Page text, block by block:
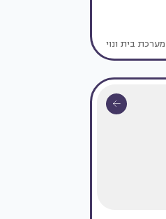
מערכת בית ונוי